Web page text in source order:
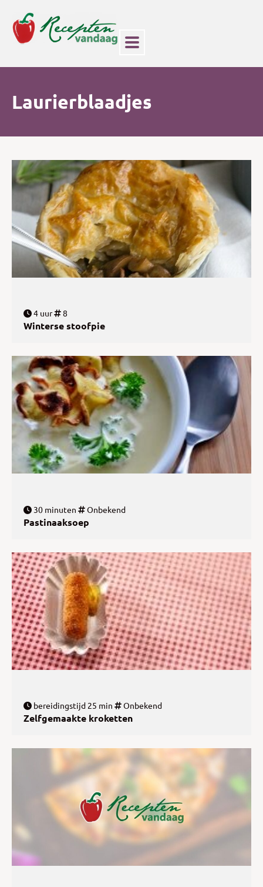
Laurierblaadjes
4 uur 8
Winterse stoofpie
30 minuten Onbekend
Pastinaaksoep
bereidingstijd 25 min Onbekend
Zelfgemaakte kroketten